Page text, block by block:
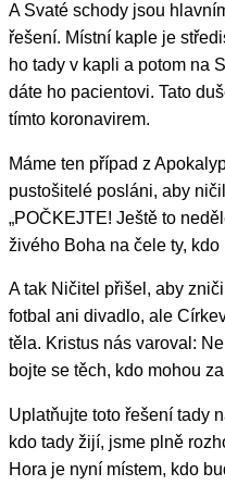
A Svaté schody jsou
řešení. Místní kaple je
ho tady v kapli a potom na
dáte ho pacientovi. Tato
tímto koronavirem.
Máme ten případ z
pustošitelé posláni, aby
„POČKEJTE! Ještě to
živého Boha na čele ty, kdo
A tak Ničitel přišel, aby
fotbal ani divadlo, ale
těla. Kristus nás varoval:
bojte se těch, kdo mohou
Uplatňujte toto řešení tady
kdo tady žijí, jsme plně
Hora je nyní místem, kdo